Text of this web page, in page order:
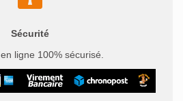
Sécurité
ligne 100% sécurisé.